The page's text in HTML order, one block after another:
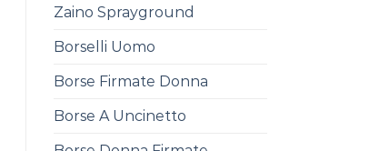
Zaino Sprayground
Borselli Uomo
Borse Firmate Donna
Borse A Uncinetto